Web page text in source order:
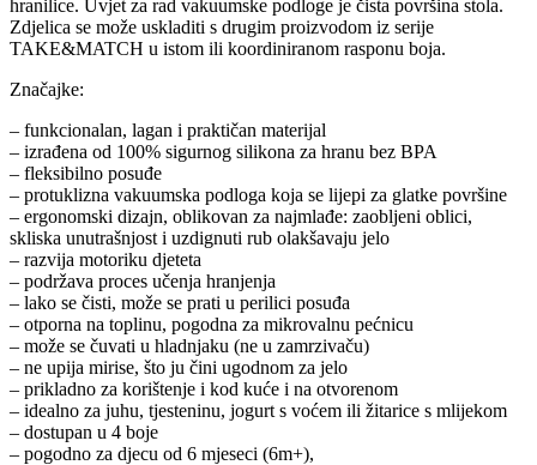
hranilice. Uvjet za rad vakuumske podloge je čista površina stola.
Zdjelica se može uskladiti s drugim proizvodom iz serije
TAKE&MATCH u istom ili koordiniranom rasponu boja.
Značajke:
– funkcionalan, lagan i praktičan materijal
– izrađena od 100% sigurnog silikona za hranu bez BPA
– fleksibilno posuđe
– protuklizna vakuumska podloga koja se lijepi za glatke površine
– ergonomski dizajn, oblikovan za najmlađe: zaobljeni oblici,
skliska unutrašnjost i uzdignuti rub olakšavaju jelo
– razvija motoriku djeteta
– podržava proces učenja hranjenja
– lako se čisti, može se prati u perilici posuđa
– otporna na toplinu, pogodna za mikrovalnu pećnicu
– može se čuvati u hladnjaku (ne u zamrzivaču)
– ne upija mirise, što ju čini ugodnom za jelo
– prikladno za korištenje i kod kuće i na otvorenom
– idealno za juhu, tjesteninu, jogurt s voćem ili žitarice s mlijekom
– dostupan u 4 boje
– pogodno za djecu od 6 mjeseci (6m+),